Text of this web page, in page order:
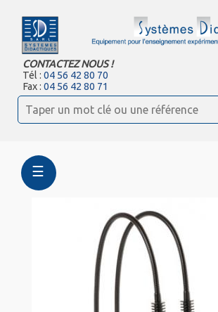
CONTACTEZ NOUS !
Tél :04 56 42 80 70
Fax :04 56 42 80 71
☰